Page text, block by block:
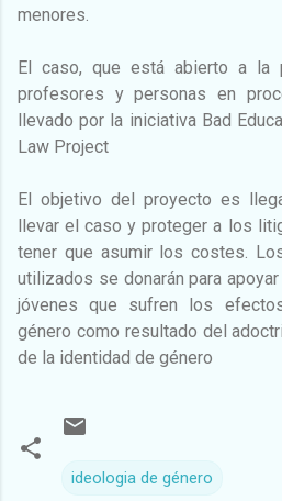
menores.
El caso, que está abierto a la
profesores y personas en
llevado por la iniciativa Bad
Law Project
El objetivo del proyecto es
llevar el caso y proteger a los
tener que asumir los costes.
utilizados se donarán para
jóvenes que sufren los
género como resultado del
de la identidad de género
ideologia de género